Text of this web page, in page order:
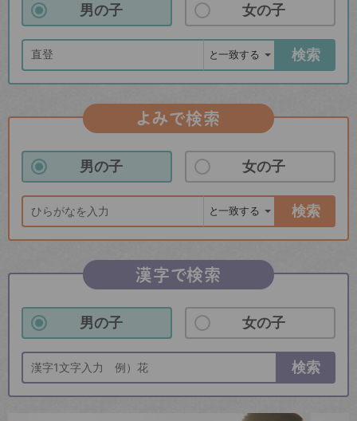
男の子 女の子
検索
よみで検索
男の子 女の子
検索
漢字で検索
男の子 女の子
検索